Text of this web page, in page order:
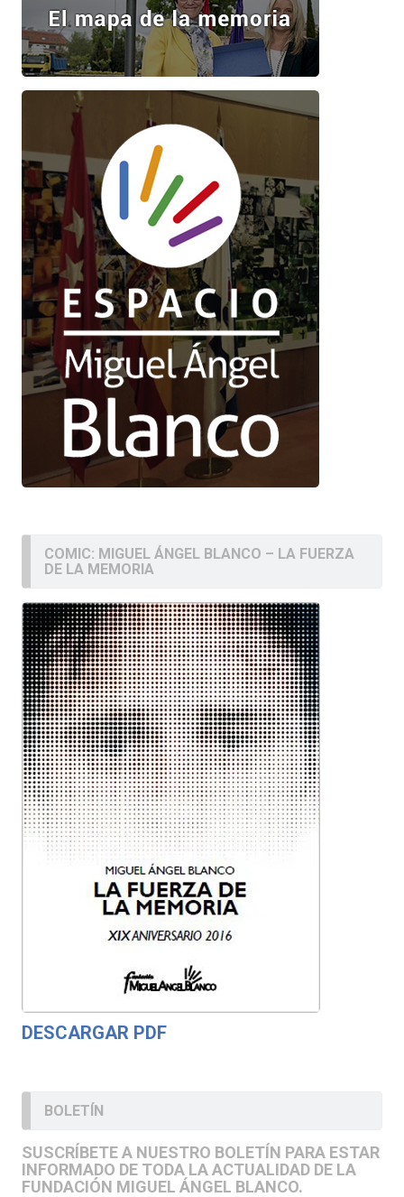
COMIC: MIGUEL ÁNGEL BLANCO – LA FUERZA
DE LA MEMORIA
DESCARGAR PDF
BOLETÍN
SUSCRÍBETE A NUESTRO BOLETÍN PARA ESTAR
INFORMADO DE TODA LA ACTUALIDAD DE LA
FUNDACIÓN MIGUEL ÁNGEL BLANCO.